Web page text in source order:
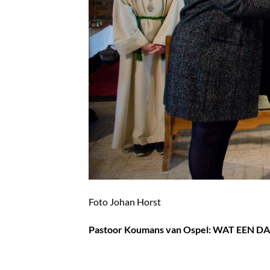
Foto Johan Horst
Pastoor Koumans van Ospel:WAT EEN